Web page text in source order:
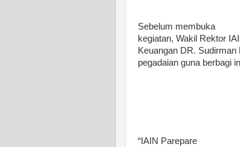
Sebelum membuka
kegiatan, Wakil Rektor
Keuangan DR.
pegadaian guna berbagi
“IAIN Parepare